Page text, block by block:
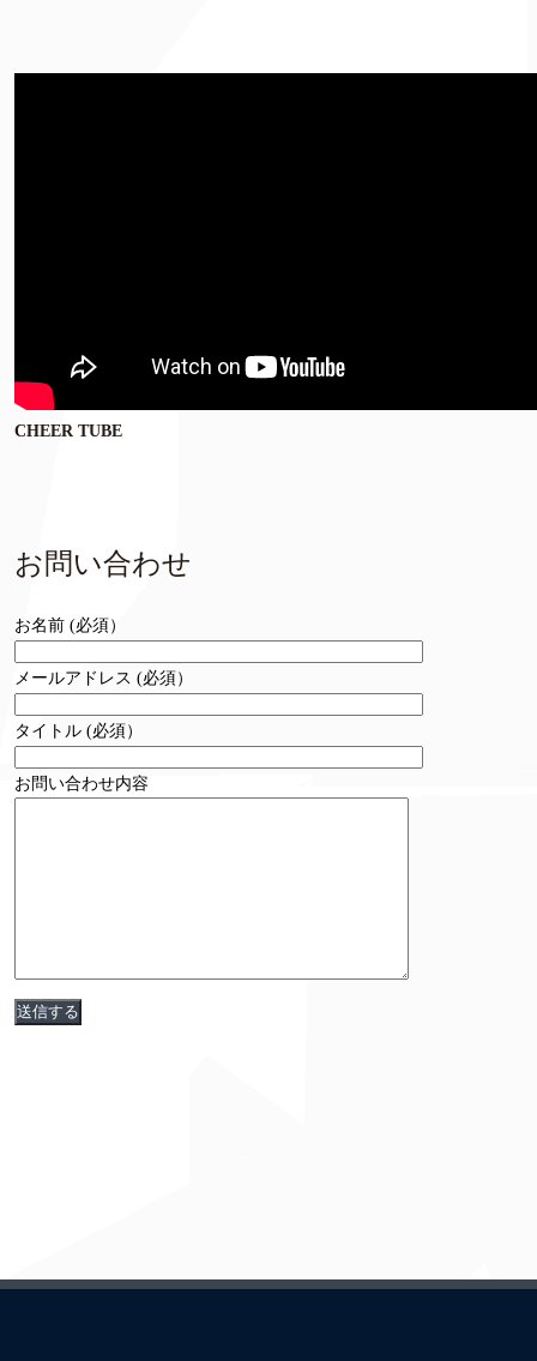
CHEER TUBE
お問い合わせ
お名前 (必須）
メールアドレス (必須）
タイトル (必須）
お問い合わせ内容